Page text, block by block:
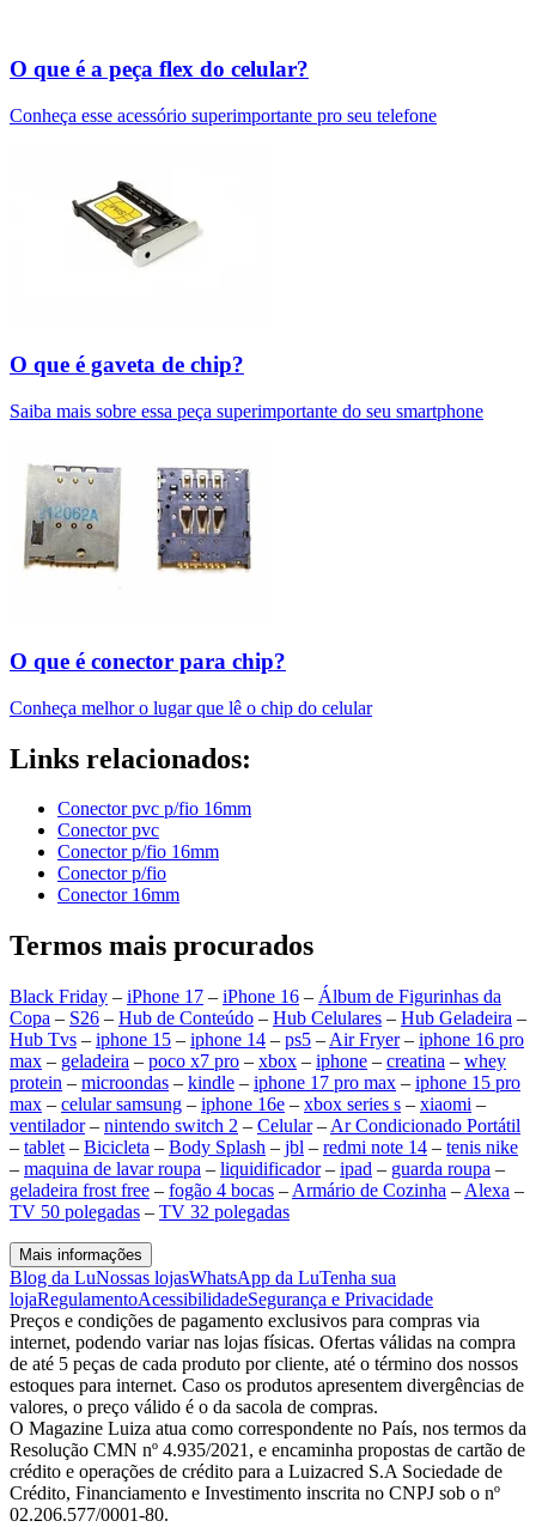
O que é a peça flex do celular?
Conheça esse acessório superimportante pro seu telefone
O que é gaveta de chip?
Saiba mais sobre essa peça superimportante do seu smartphone
O que é conector para chip?
Conheça melhor o lugar que lê o chip do celular
Links relacionados:
Conector pvc p/fio 16mm
Conector pvc
Conector p/fio 16mm
Conector p/fio
Conector 16mm
Termos mais procurados
Black Friday – iPhone 17 – iPhone 16 – Álbum de Figurinhas da
Copa – S26 – Hub de Conteúdo – Hub Celulares – Hub Geladeira –
Hub Tvs – iphone 15 – iphone 14 – ps5 – Air Fryer– iphone 16 pro
max – geladeira – poco x7 pro – xbox – iphone – creatina – whey
protein – microondas – kindle – iphone 17 pro max – iphone 15 pro
max – celular samsung – iphone 16e – xbox series s – xiaomi –
ventilador– nintendo switch 2 – Celular– Ar Condicionado Portátil
– tablet – Bicicleta – Body Splash – jbl – redmi note 14 – tenis nike
– maquina de lavar roupa – liquidificador– ipad – guarda roupa –
geladeira frost free – fogão 4 bocas – Armário de Cozinha – Alexa –
TV 50 polegadas – TV 32 polegadas
Mais informações
Blog da LuNossas lojasWhatsApp da LuTenha sua
lojaRegulamentoAcessibilidadeSegurança e Privacidade
Preços e condições de pagamento exclusivos para compras via
internet, podendo variar nas lojas físicas. Ofertas válidas na compra
de até 5 peças de cada produto por cliente, até o término dos nossos
estoques para internet. Caso os produtos apresentem divergências de
valores, o preço válido é o da sacola de compras.
O Magazine Luiza atua como correspondente no País, nos termos da
Resolução CMN nº 4.935/2021, e encaminha propostas de cartão de
crédito e operações de crédito para a Luizacred S.A Sociedade de
Crédito, Financiamento e Investimento inscrita no CNPJ sob o nº
02.206.577/0001-80.